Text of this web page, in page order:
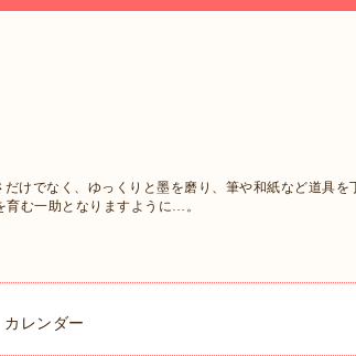
けでなく、ゆっくりと墨を磨り、筆や和紙など道具を
む一助となりますように…。
カレンダー